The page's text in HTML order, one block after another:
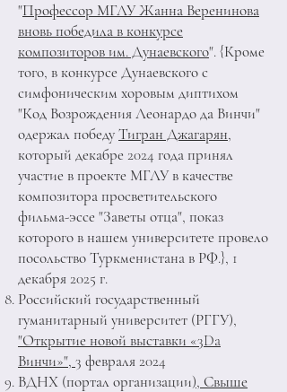
"Профессор МГЛУ Жанна Веренинова
вновь победила в конкурсе
композиторов им. Дунаевского". {Кроме
того, в конкурсе Дунаевского с
симфоническим хоровым диптихом
"Код Возрождения Леонардо да Винчи"
одержал победуТигран Джагарян,
который декабре 2024 года принял
участие в проекте МГЛУ в качестве
композитора просветительского
фильма-эссе "Заветы отца", показ
которого в нашем университете провело
посольство Туркменистана в РФ.}, 1
декабря 2025 г.
Российский государственный
гуманитарный университет (РГГУ),
"Открытие новой выставки «‎3Da
Винчи»"‎, 3 февраля 2024
ВДНХ (портал организации), Свыше